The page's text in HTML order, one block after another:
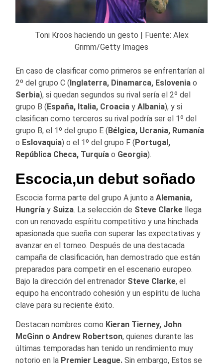
Toni Kroos haciendo un gesto | Fuente: Alex
Grimm/Getty Images
En caso de clasificar como primeros se enfrentarían al
2º del grupo C ( Inglaterra, Dinamarca, Eslovenia o
Serbia), si quedan segundos su rival sería el 2º del
grupo B ( España, Italia, Croacia y Albania), y si
clasifican como terceros su rival podría ser el 1º del
grupo B, el 1º del grupo E ( Bélgica, Ucrania, Rumanía
o Eslovaquia) o el 1º del grupo F ( Portugal,
República Checa, Turquía o Georgia).
Escocia,un debut soñado
Escocia forma parte del grupo A junto a Alemania,
Hungría y Suiza. La selección de Steve Clarke llega
con un renovado espíritu competitivo y una hinchada
apasionada que sueña con superar las expectativas y
avanzar en el torneo. Después de una destacada
campaña de clasificación, han demostrado que están
preparados para competir en el escenario europeo.
Bajo la dirección del entrenador Steve Clarke, el
equipo ha encontrado cohesión y un espíritu de lucha
clave para su reciente éxito.
Destacan nombres como Kieran Tierney, John
McGinn o Andrew Robertson, quienes durante las
últimas temporadas han tenido un rendimiento muy
notorio en la Premier League. Sin embargo, Estos se